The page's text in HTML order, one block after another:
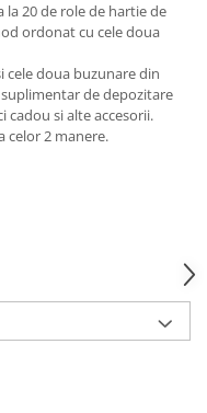
20 de role de hartie de
ordonat cu cele doua
doua buzunare din
de depozitare
cadou si alte accesorii.
celor 2 manere.